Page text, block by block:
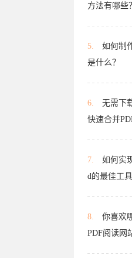
方法有哪些？
5.
如何制
是什么？
6.
无需下
快速合并
7.
如何实
d的最佳工
8.
你喜欢
PDF阅读网